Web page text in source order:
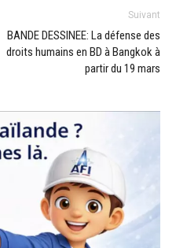
Suivant
BANDE DESSINEE: La défense des
droits humains en BD à Bangkok à
partir du 19 mars